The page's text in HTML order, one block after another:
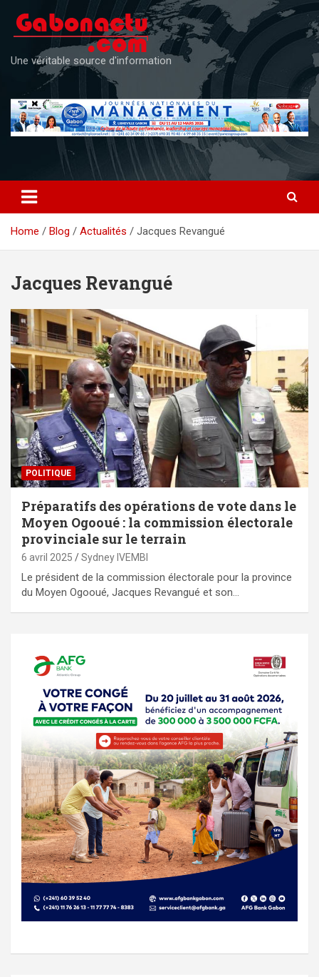
content
Une véritable source d'information
Home Blog Actualités Jacques Revangué
Jacques Revangué
POLITIQUE
Préparatifs des opérations de vote dans le
Moyen Ogooué : la commission électorale
provinciale sur le terrain
6 avril 2025 Sydney IVEMBI
Le président de la commission électorale pour la province
du Moyen Ogooué, Jacques Revangué et son…